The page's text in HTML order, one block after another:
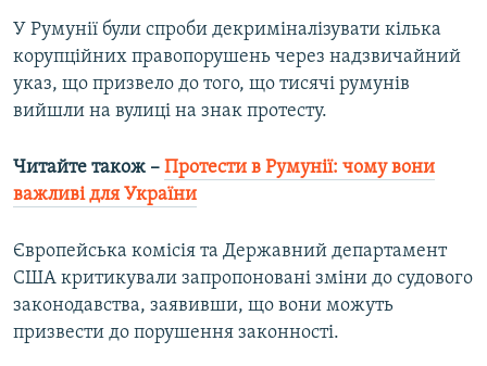
У Румунії були спроби декриміналізувати кілька
корупційних правопорушень через надзвичайний
указ, що призвело до того, що тисячі румунів
вийшли на вулиці на знак протесту.
Читайте також – Протести в Румунії: чому вони
важливі для України
Європейська комісія та Державний департамент
США критикували запропоновані зміни до судового
законодавства, заявивши, що вони можуть
призвести до порушення законності.